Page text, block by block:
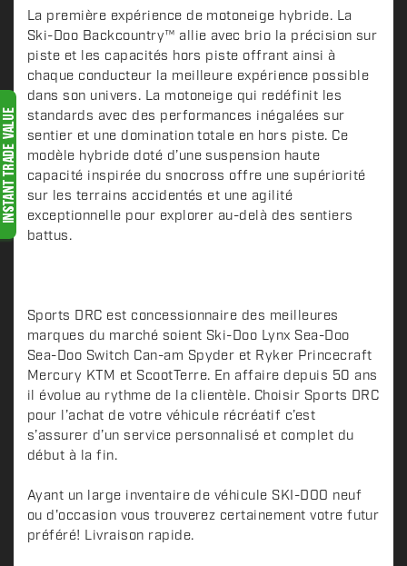
r
i
p
t
i
o
n
La première expérience de motoneige hybride. La
Ski-Doo Backcountry™ allie avec brio la précision sur
piste et les capacités hors piste offrant ainsi à
chaque conducteur la meilleure expérience possible
dans son univers. La motoneige qui redéfinit les
standards avec des performances inégalées sur
sentier et une domination totale en hors piste. Ce
modèle hybride doté d’une suspension haute
capacité inspirée du snocross offre une supériorité
sur les terrains accidentés et une agilité
exceptionnelle pour explorer au-delà des sentiers
battus.
Sports DRC est concessionnaire des meilleures
marques du marché soient Ski-Doo Lynx Sea-Doo
Sea-Doo Switch Can-am Spyder et Ryker Princecraft
Mercury KTM et ScootTerre. En affaire depuis 50 ans
il évolue au rythme de la clientèle. Choisir Sports DRC
pour l’achat de votre véhicule récréatif c’est
s’assurer d’un service personnalisé et complet du
début à la fin.
Ayant un large inventaire de véhicule SKI-DOO neuf
ou d'occasion vous trouverez certainement votre futur
préféré! Livraison rapide.